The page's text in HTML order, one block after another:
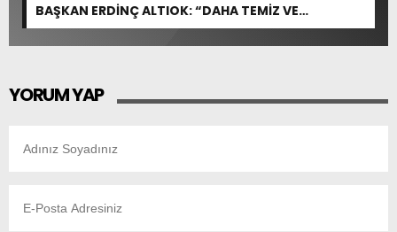
BAŞKAN ERDİNÇ ALTIOK: “DAHA TEMİZ VE
YAŞANABİLİR BİR YUMURTALIK İÇİN ÇALIŞIYORUZ”
YORUM YAP